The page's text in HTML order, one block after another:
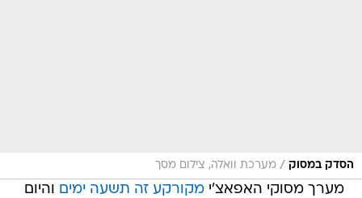
הסדק במסוק / מערכת וואלה, צילום מסך
מערך מסוקי האפאצ'ימקורקע זה תשעה ימים והיום